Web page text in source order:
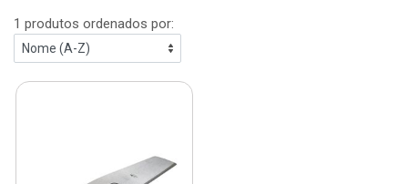
1 produtos ordenados por: